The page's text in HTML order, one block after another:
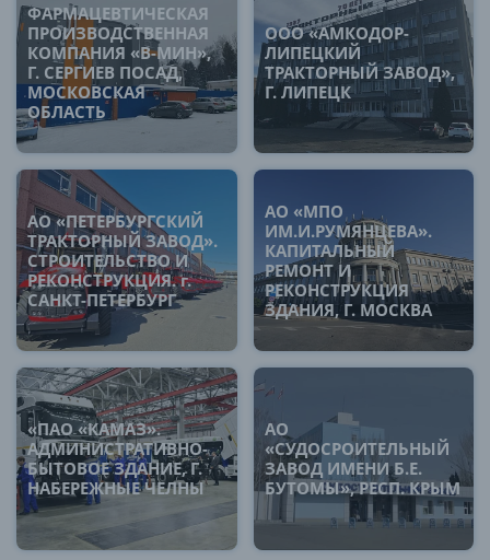
ФАРМАЦЕВТИЧЕСКАЯ
ПРОИЗВОДСТВЕННАЯ
КОМПАНИЯ «В-МИН»,
Г. СЕРГИЕВ ПОСАД,
МОСКОВСКАЯ
ОБЛАСТЬ
ООО «АМКОДОР-
ЛИПЕЦКИЙ
ТРАКТОРНЫЙ ЗАВОД»,
Г. ЛИПЕЦК
АО «ПЕТЕРБУРГСКИЙ
ТРАКТОРНЫЙ ЗАВОД».
СТРОИТЕЛЬСТВО И
РЕКОНСТРУКЦИЯ. г.
САНКТ-ПЕТЕРБУРГ
АО «МПО
ИМ.И.РУМЯНЦЕВА».
КАПИТАЛЬНЫЙ
РЕМОНТ И
РЕКОНСТРУКЦИЯ
ЗДАНИЯ, Г. МОСКВА
«ПАО «КАМАЗ».
АДМИНИСТРАТИВНО-
БЫТОВОЕ ЗДАНИЕ, Г.
НАБЕРЕЖНЫЕ ЧЕЛНЫ
АО
«СУДОСРОИТЕЛЬНЫЙ
ЗАВОД ИМЕНИ Б.Е.
БУТОМЫ», РЕСП. КРЫМ